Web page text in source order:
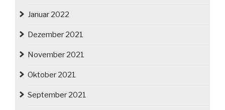
Januar 2022
Dezember 2021
November 2021
Oktober 2021
September 2021